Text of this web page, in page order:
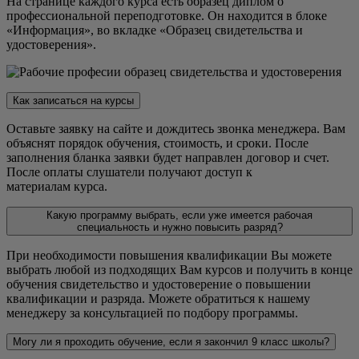
профессиональной переподготовке. Он находится в блоке
«Информация», во вкладке «Образец свидетельства и
удостоверения».
Как записаться на курсы
Оставьте заявку на сайте и дождитесь звонка менеджера. Вам
объяснят порядок обучения, стоимость, и сроки. После
заполнения бланка заявки будет направлен договор и счет.
После оплаты слушатели получают доступ к
материалам курса.
Какую программу выбрать, если уже имеется рабочая
специальность и нужно повысить разряд?
При необходимости повышения квалификации Вы можете
выбрать любой из подходящих Вам курсов и получить в конце
обучения свидетельство и удостоверение о повышении
квалификации и разряда. Можете обратиться к нашему
менеджеру за консультацией по подбору программы.
Могу ли я проходить обучение, если я закончил 9 класс школы?